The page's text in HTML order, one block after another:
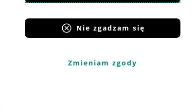
Nie zgadzam się
Zmieniam zgody